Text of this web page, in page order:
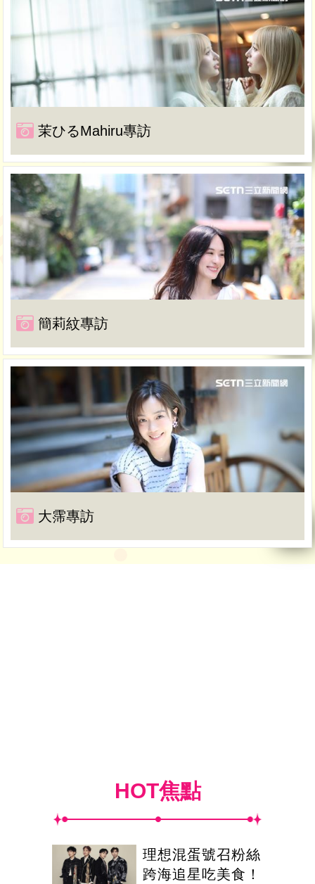
茉ひるMahiru專訪
簡莉紋專訪
大霈專訪
HOT焦點
理想混蛋號召粉絲
跨海追星吃美食！